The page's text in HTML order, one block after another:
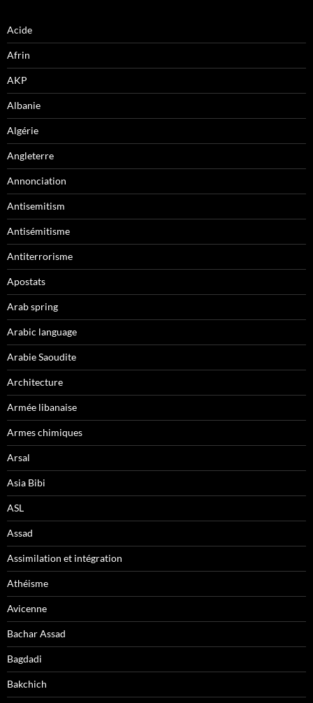
Acide
Afrin
AKP
Albanie
Algérie
Angleterre
Annonciation
Antisemitism
Antisémitisme
Antiterrorisme
Apostats
Arab spring
Arabic language
Arabie Saoudite
Architecture
Armée libanaise
Armes chimiques
Arsal
Asia Bibi
ASL
Assad
Assimilation et intégration
Athéisme
Avicenne
Bachar Assad
Bagdadi
Bakchich